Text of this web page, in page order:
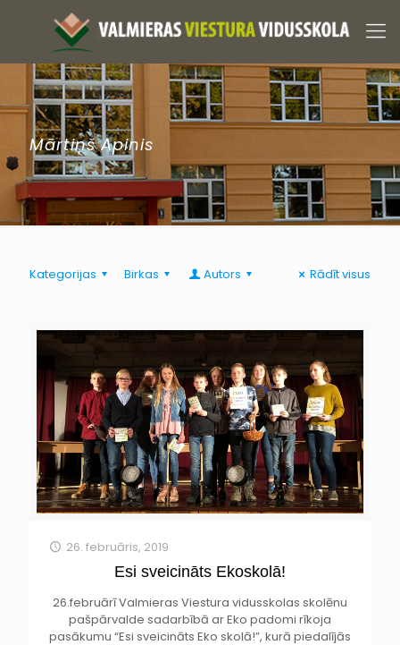
Mārtiņš Apinis
Kategorijas Birkas Autors Rādīt visus
26. februāris, 2019
Esi sveicināts Ekoskolā!
26.februārī Valmieras Viestura vidusskolas skolēnu
pašpārvalde sadarbībā ar Eko padomi rīkoja
pasākumu “Esi sveicināts Eko skolā!”, kurā piedalījās